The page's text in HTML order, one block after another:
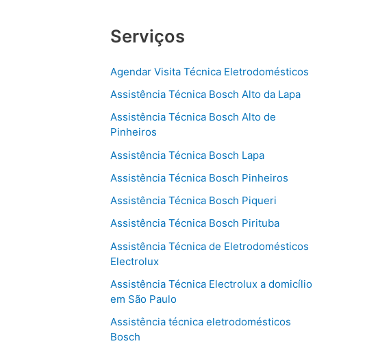
Serviços
Agendar Visita Técnica Eletrodomésticos
Assistência Técnica Bosch Alto da Lapa
Assistência Técnica Bosch Alto de
Pinheiros
Assistência Técnica Bosch Lapa
Assistência Técnica Bosch Pinheiros
Assistência Técnica Bosch Piqueri
Assistência Técnica Bosch Pirituba
Assistência Técnica de Eletrodomésticos
Electrolux
Assistência Técnica Electrolux a domicílio
em São Paulo
Assistência técnica eletrodomésticos
Bosch